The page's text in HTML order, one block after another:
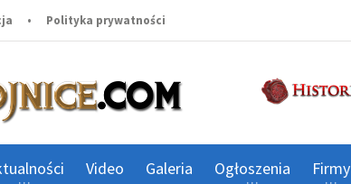
• Polityka prywatności
Video Galeria Ogłoszenia Firmy